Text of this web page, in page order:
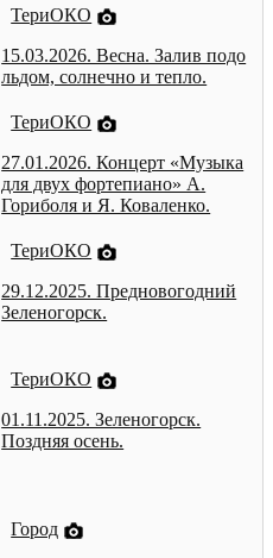
ТериОКО
15.03.2026. Весна. Залив подо
льдом, солнечно и тепло.
ТериОКО
27.01.2026. Концерт «Музыка
для двух фортепиано» А.
Гориболя и Я. Коваленко.
ТериОКО
29.12.2025. Предновогодний
Зеленогорск.
ТериОКО
01.11.2025. Зеленогорск.
Поздняя осень.
Город